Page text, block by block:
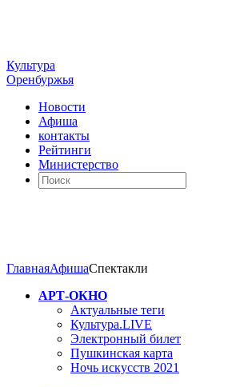
Культура
Оренбуржья
Новости
Афиша
контакты
Рейтинги
Министерство
ГлавнаяАфишаСпектакли
АРТ-ОКНО
Актуальные теги
Культура.LIVE
Электронный билет
Пушкинская карта
Ночь искусств 2021